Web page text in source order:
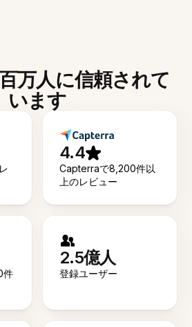
万人に信頼されて
います
4.4
Capterraで8,200件以
上のレビュー
件
2.5億人
登録ユーザー